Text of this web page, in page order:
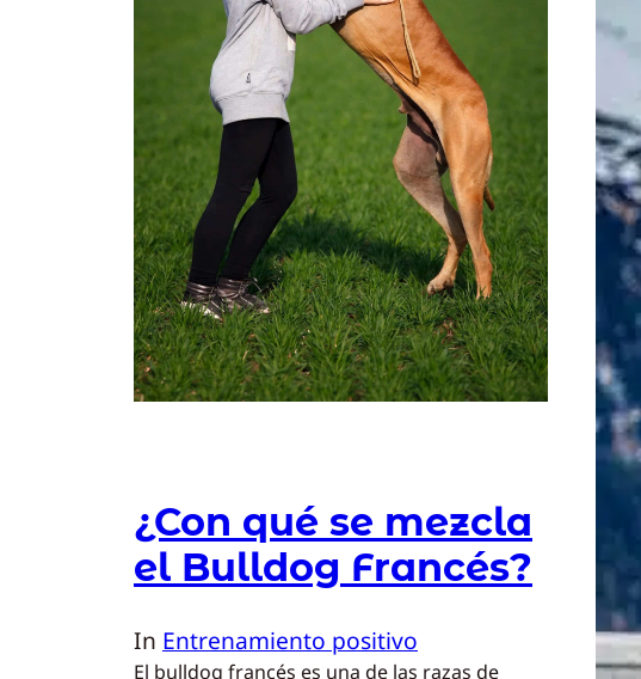
¿Con qué se mezcla
el Bulldog Francés?
In Entrenamiento positivo
El bulldog francés es una de las razas de